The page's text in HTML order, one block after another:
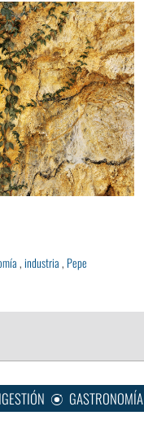
, industria , Pepe
GASTRONOMÍA